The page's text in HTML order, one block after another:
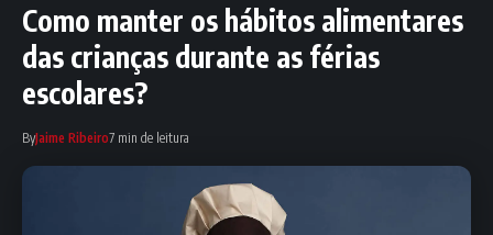
Como manter os hábitos alimentares
das crianças durante as férias
escolares?
ByJaime Ribeiro7 min de leitura